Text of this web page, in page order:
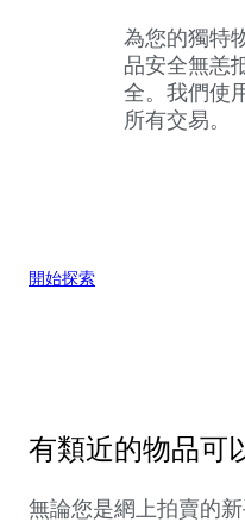
為您的獨特
品安全無恙
全。我們使
所有交易。
開始探索
有類近的物品可
無論您是網上拍賣的